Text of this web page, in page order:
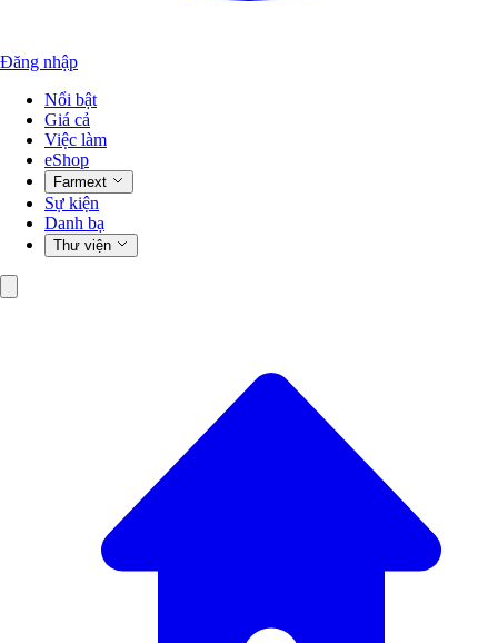
Đăng nhập
Nổi bật
Giá cả
Việc làm
eShop
Farmext
Sự kiện
Danh bạ
Thư viện